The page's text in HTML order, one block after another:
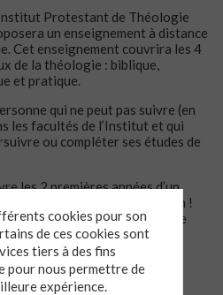
Protestant de Théologie
un enseignement à distance
Cet enseignement couvrira les 4
de la théologie : biblique,
et pratique.
qui ne peut pas suivre (en
les facultés de l’Institut et qui
ou compléter ses études de
les 2 premières années d’un
rythme et adapté à sa situation !
découvrir l’ensemble de ce
site dédié :
cookies pour son
de ces cookies sont
tiers à des fins
pour nous permettre de
expérience.